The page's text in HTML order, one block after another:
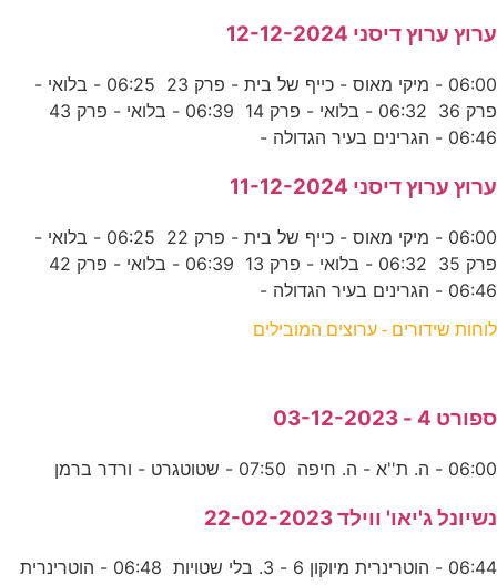
ערוץ ערוץ דיסני 12-12-2024
06:00 - מיקי מאוס - כייף של בית - פרק 23 06:25 - בלואי -
06:46 - הגרינים בעיר הגדולה -
ערוץ ערוץ דיסני 11-12-2024
06:00 - מיקי מאוס - כייף של בית - פרק 22 06:25 - בלואי -
06:46 - הגרינים בעיר הגדולה -
לוחות שידורים - ערוצים המובילים
ספורט 4 - 03-12-2023
06:00 - ה. ת''א - ה. חיפה 07:50 - שטוטגרט - ורדר ברמן
נשיונל ג'יאו' ווילד 22-02-2023
06:44 - הוטרינרית מיוקון 6 - 3. בלי שטויות 06:48 - הוטרינרית